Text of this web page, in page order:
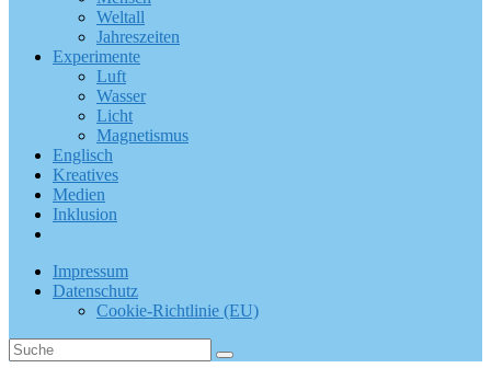
Weltall
Jahreszeiten
Experimente
Luft
Wasser
Licht
Magnetismus
Englisch
Kreatives
Medien
Inklusion
Impressum
Datenschutz
Cookie-Richtlinie (EU)